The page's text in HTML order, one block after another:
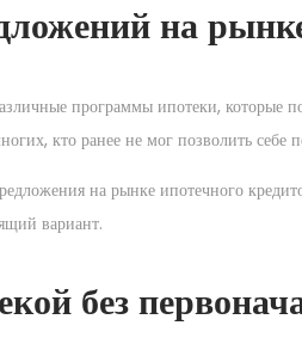
на
программы ипотеки, которые
кто ранее не мог позволить себе
на рынке ипотечного
вариант.
без